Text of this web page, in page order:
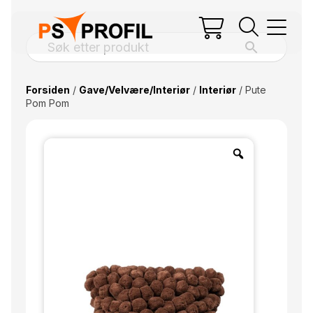
Forsiden / Gave/Velvære/Interiør/ Interiør/ Pute
Pom Pom